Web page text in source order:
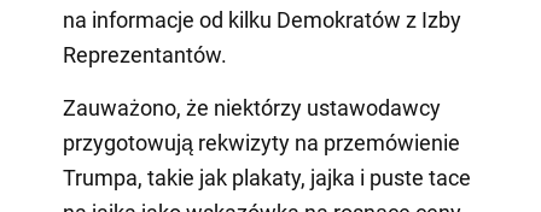
na informacje od kilku Demokratów z Izby
Reprezentantów.
Zauważono, że niektórzy ustawodawcy
przygotowują rekwizyty na przemówienie
Trumpa, takie jak plakaty, jajka i puste tace